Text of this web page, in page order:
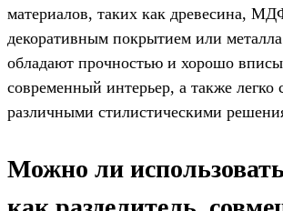
материалов, таких как древесина,
декоративным покрытием или
обладают прочностью и хорошо
современный интерьер, а также легко
различными стилистическими
Можно ли